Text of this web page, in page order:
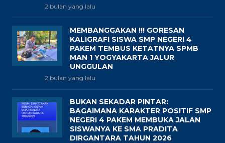
2 bulan yang lalu
MEMBANGGAKAN !!! GORESAN
KALIGRAFI SISWA SMP NEGERI 4
PAKEM TEMBUS KETATNYA SPMB
MAN 1 YOGYAKARTA JALUR
UNGGULAN
2 bulan yang lalu
BUKAN SEKADAR PINTAR:
BAGAIMANA KARAKTER POSITIF SMP
NEGERI 4 PAKEM MEMBUKA JALAN
SISWANYA KE SMA PRADITA
DIRGANTARA TAHUN 2026